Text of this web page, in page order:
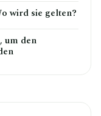
wird sie gelten?
um den